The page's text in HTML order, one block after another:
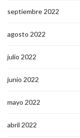
septiembre 2022
agosto 2022
julio 2022
junio 2022
mayo 2022
abril 2022